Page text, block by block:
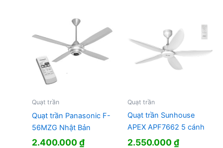
Quạt trần
Quạt trần Panasonic F-
56MZG Nhật Bản
2.400.000₫
Quạt trần
Quạt trần Sunhouse
APEX APF7662 5 cánh
2.550.000₫